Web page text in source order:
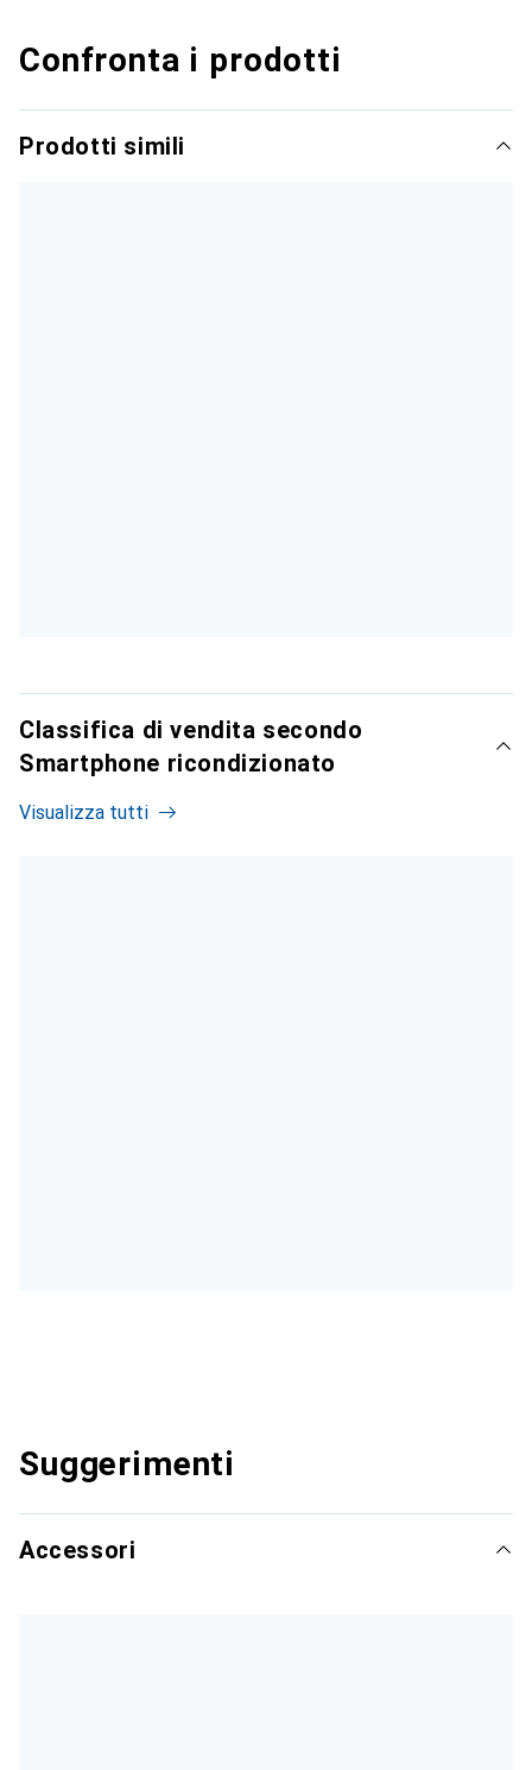
Confronta i prodotti
Prodotti simili
Classifica di vendita secondo
Smartphone ricondizionato
Visualizza tutti
Suggerimenti
Accessori